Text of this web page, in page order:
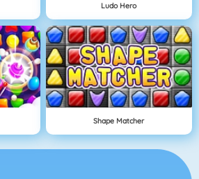
Ludo Hero
Shape Matcher